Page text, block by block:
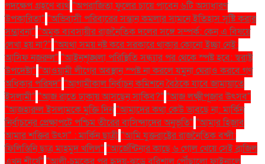
পদক্ষেপ গ্রহণে ব্যর্থ"অপরাজিতা ফুলের চায়ে পাবেন ৬টি অসাধারণ
উপকারিতা" "অভিবাসী পরিবারের সন্তান কমলার সামনে ইতিহাস সৃষ্টি করার
সম্ভাবনা" "অমুক ব্যবসায়ীর রাজনৈতিক দলের সঙ্গে সম্পর্ক: কেন এ বিষয়ে
লেখা হয় না?" "অযথা সময় নষ্ট করে সরকারে থাকার কোনো ইচ্ছা নেই:
আসিফ নজরুল" "আইনশৃঙ্খলা পরিস্থিতি সন্ধ্যার পর থেকে স্পষ্ট হবে: স্বরাষ্ট্র
উপদেষ্টা" "আওয়ামী লীগের অবস্থান স্পষ্ট না করলে যমুনা ঘেরাও করবে গণ
অধিকার পরিষদ" "আগামীকাল নির্বাচন কমিশনে বৈঠকে যাবে জামায়াতে
ইসলামী" "আজ রাতে ঢাকায় আসছেন সাকিব?" "আজ লক্ষ্মীপূজার উৎসব"
"আজহারুল ইসলামকে মুক্তি দিন"আমাদের কথা কেউ ভাবছে না: মার্কিন
নির্বাচনের প্রেক্ষাপটে পশ্চিম তীরের বাসিন্দাদের অনুভূতি" "আমার হিজাব
আমার শক্তির উৎস" : মার্কিন ছাত্রী"আমি যুক্তরাষ্ট্রের রাজনৈতিক বন্দী:
ফিলিস্তিনি ছাত্র মাহমুদ খলিল" "আর্জেন্টিনার কাছে ৬ গোল খেয়ে সেই ব্রাজিল